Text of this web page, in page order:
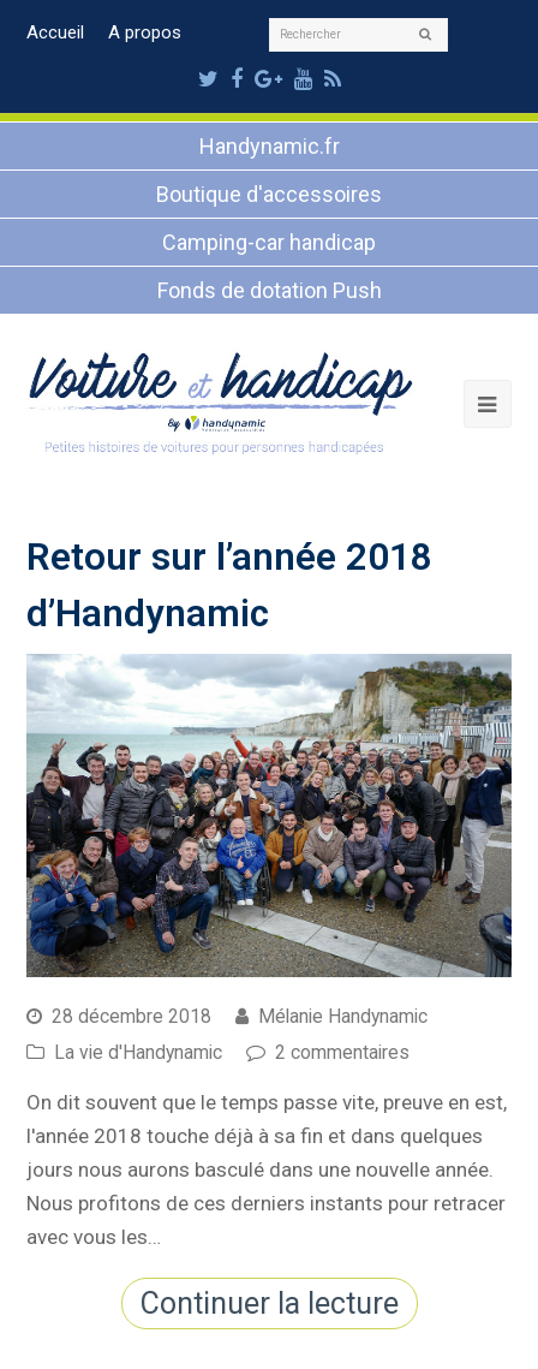
Accueil A propos Rechercher
Twitter
Facebook
Google
Plus
Youtube
RSS
Handynamic.fr
Boutique d'accessoires
Camping-car handicap
Fonds de dotation Push
Retour sur l’année 2018
d’Handynamic
28 décembre 2018
Mélanie Handynamic
La vie d'Handynamic
2 commentaires
On dit souvent que le temps passe vite, preuve en est,
l'année 2018 touche déjà à sa fin et dans quelques
jours nous aurons basculé dans une nouvelle année.
Nous profitons de ces derniers instants pour retracer
avec vous les…
Continuer la lecture